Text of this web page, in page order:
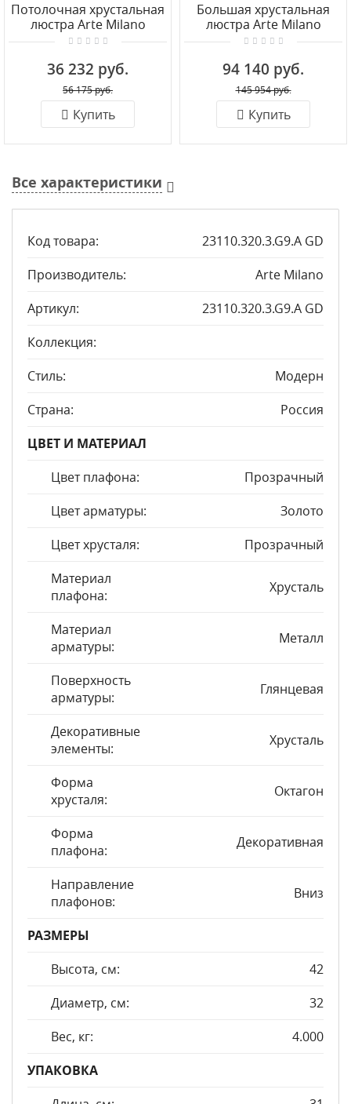
Потолочная хрустальная
люстра Arte Milano
23111.600.8.G9.C GD
36 232 руб.
56 175 руб.
Купить
Большая хрустальная
люстра Arte Milano
23111.1200.18.E14.C IB
94 140 руб.
145 954 руб.
Купить
Все характеристики
Код товара:
23110.320.3.G9.A GD
Производитель:
Arte Milano
Артикул:
23110.320.3.G9.A GD
Коллекция:
Стиль:
Модерн
Страна:
Россия
ЦВЕТ И МАТЕРИАЛ
Цвет плафона:
Прозрачный
Цвет арматуры:
Золото
Цвет хрусталя:
Прозрачный
Материал
плафона:
Хрусталь
Материал
арматуры:
Металл
Поверхность
арматуры:
Глянцевая
Декоративные
элементы:
Хрусталь
Форма
хрусталя:
Октагон
Форма
плафона:
Декоративная
Направление
плафонов:
Вниз
РАЗМЕРЫ
Высота, см:
42
Диаметр, см:
32
Вес, кг:
4.000
УПАКОВКА